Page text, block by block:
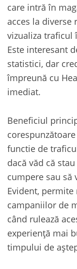
care intră în
acces la diverse
vizualiza traficul
Este interesant
statistici, dar
împreună cu
imediat.
Beneficiul
functie de
dacă văd că
cumpere sau să
Evident,
campaniilor de
când rulează
experiență mai
timpului de